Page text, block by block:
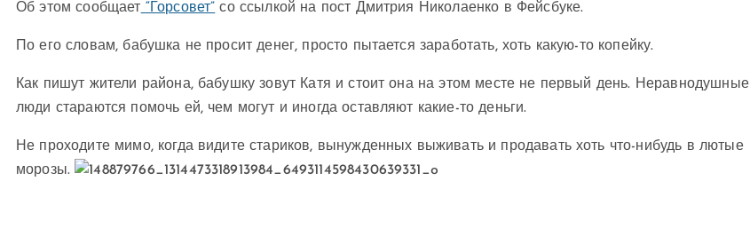
Об этом сообщает “Горсовет” со ссылкой на пост Дмитрия Николаенко в Фейсбуке.
По его словам, бабушка не просит денег, просто пытается заработать, хоть какую-то копейку.
Как пишут жители района, бабушку зовут Катя и стоит она на этом месте не первый день. Неравнодушные
люди стараются помочь ей, чем могут и иногда оставляют какие-то деньги.
Не проходите мимо, когда видите стариков, вынужденных выживать и продавать хоть что-нибудь в лютые
морозы.